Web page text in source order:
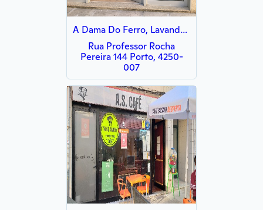
A Dama Do Ferro, Lavandaria&Engomadoria
Rua Professor Rocha
Pereira 144 Porto, 4250-
007